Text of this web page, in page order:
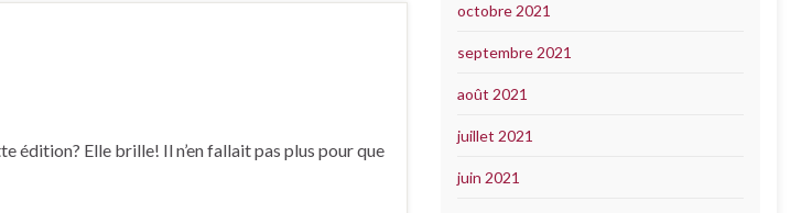
édition? Elle brille! Il n’en fallait pas plus pour que
octobre 2021
septembre 2021
août 2021
juillet 2021
juin 2021